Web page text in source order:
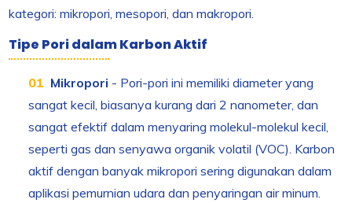
kategori: mikropori, mesopori, dan makropori.
Tipe Pori dalam Karbon Aktif
Mikropori - Pori-pori ini memiliki diameter yang
sangat kecil, biasanya kurang dari 2 nanometer, dan
sangat efektif dalam menyaring molekul-molekul kecil,
seperti gas dan senyawa organik volatil (VOC). Karbon
aktif dengan banyak mikropori sering digunakan dalam
aplikasi pemurnian udara dan penyaringan air minum.